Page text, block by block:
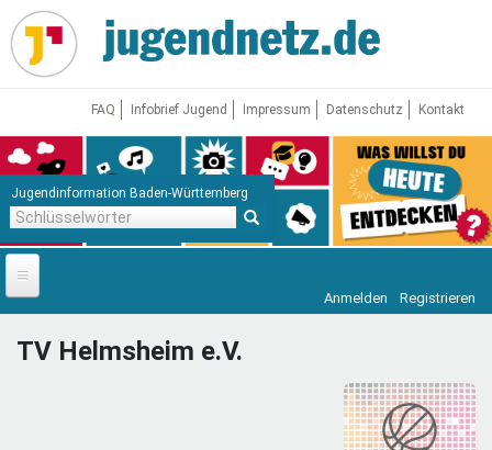
Direkt
zum
Inhalt
FAQ Infobrief Jugend Impressum Datenschutz Kontakt
Jugendinformation Baden-Württemberg
Startseite
News
Anmelden Registrieren
TV Helmsheim e.V.